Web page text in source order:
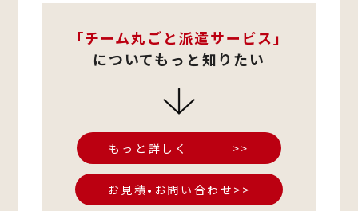
「チーム丸ごと派遣サービス」
についてもっと知りたい
もっと詳しく >>
お見積•お問い合わせ>>